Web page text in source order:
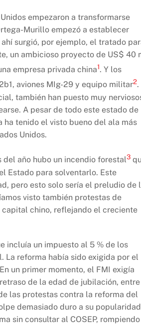
empezaron a transformarse
Murillo empezó a establecer
surgió, por ejemplo, el tratado
un ambicioso proyecto de US$ 40
empresa privada china1. Y los
aviones MIg-29 y equipo militar2.
también han puesto muy
A pesar de todo este estado de
ha tenido el visto bueno del ala más
Unidos.
del año hubo un incendio forestal3
Estado para solventarlo. Este
pero esto solo sería el preludio de
visto también protestas de
chino, reflejando el creciente
incluía un impuesto al 5 % de los
La reforma había sido exigida por el
un primer momento, el FMI exigía
de la edad de jubilación, entre
las protestas contra la reforma del
demasiado duro a su
sin consultar al COSEP, rompiendo